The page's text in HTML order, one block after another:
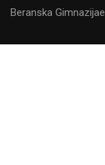
Beranska Gimnazijae